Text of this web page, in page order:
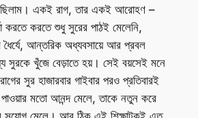
একই রাগ, তার একই আরোহণ –
করতে শুধু সুরের পাঠই মেলেনি,
ধৈর্যে, আন্তরিক অধ্যবসায়ে আর প্রবল
সুরকে খুঁজে বেড়াতে হয়। সেই বয়সেই মনে
সুর হাজারবার গাইবার পরও প্রতিবারই
মতো আনন্দ মেলে, তাকে নতুন করে